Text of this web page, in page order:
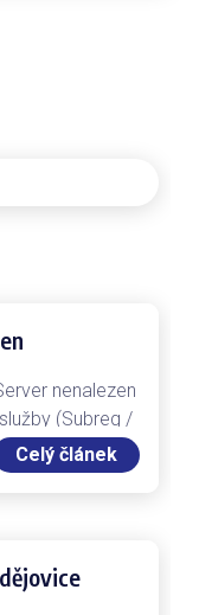
nenalezen
(Subreg /
Celý článek